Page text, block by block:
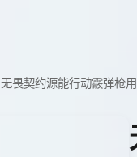
无畏契约源能行动霰弹枪